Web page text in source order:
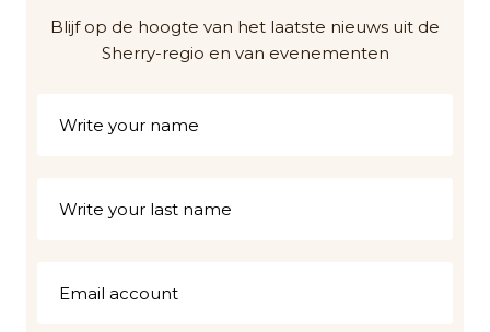
Blijf op de hoogte van het laatste nieuws uit de
Sherry-regio en van evenementen